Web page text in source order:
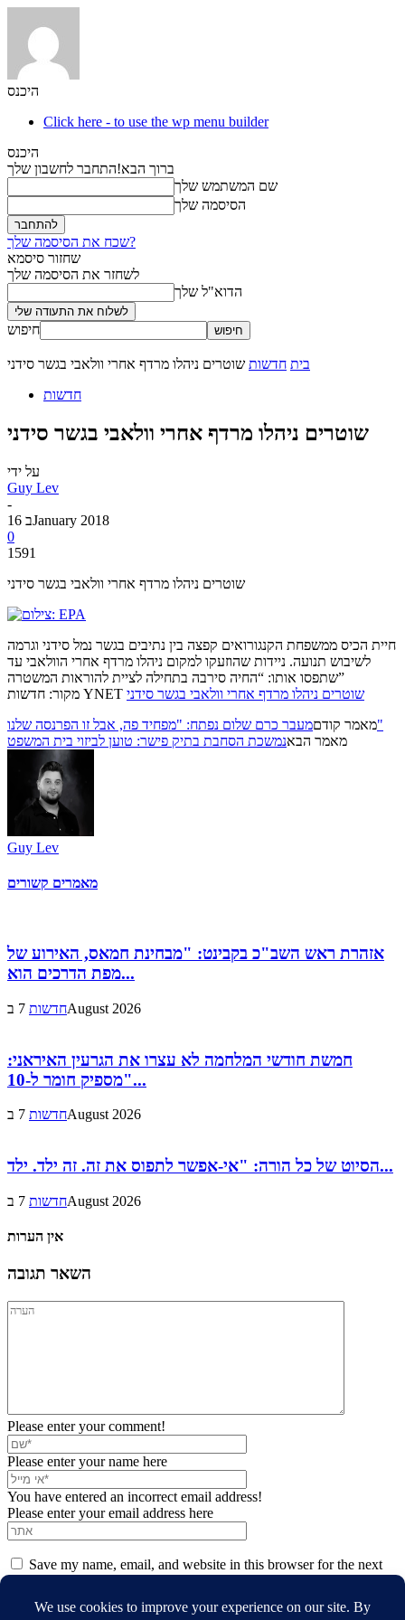
היכנס
Click here - to use the wp menu builder
היכנס
ברוך הבא!התחבר לחשבון שלך
שם המשתמש שלך
הסיסמה שלך
שכח את הסיסמה שלך?
שחזור סיסמא
לשחזר את הסיסמה שלך
הדוא"ל שלך
חיפוש
בית חדשות שוטרים ניהלו מרדף אחרי וולאבי בגשר סידני
חדשות
שוטרים ניהלו מרדף אחרי וולאבי בגשר סידני
על ידי
Guy Lev
-
16 בJanuary 2018
0
1591
שוטרים ניהלו מרדף אחרי וולאבי בגשר סידני
חיית הכיס ממשפחת הקנגורואים קפצה בין נתיבים בגשר נמל סידני וגרמה
לשיבוש תנועה. ניידות שהוזעקו למקום ניהלו מרדף אחרי הוולאבי עד
שתפסו אותו: “החיה סירבה בתחילה לציית להוראות המשטרה”
מקור: חדשות YNET שוטרים ניהלו מרדף אחרי וולאבי בגשר סידני
מאמר קודםמעבר כרם שלום נפתח: "מפחיד פה, אבל זו הפרנסה שלנו"
מאמר הבאנמשכת הסחבת בתיק פישר: טוען לביזוי בית המשפט
Guy Lev
מאמרים קשורים
אזהרת ראש השב"כ בקבינט: "מבחינת חמאס, האירוע של
מפת הדרכים הוא...
חדשות7 בAugust 2026
חמשת חודשי המלחמה לא עצרו את הגרעין האיראני:
"מספיק חומר ל-10...
חדשות7 בAugust 2026
הסיוט של כל הורה: "אי-אפשר לתפוס את זה. זה ילד. ילד...
חדשות7 בAugust 2026
אין הערות
השאר תגובה
Please enter your comment!
Please enter your name here
You have entered an incorrect email address!
Please enter your email address here
Save my name, email, and website in this browser for the next
time I comment.